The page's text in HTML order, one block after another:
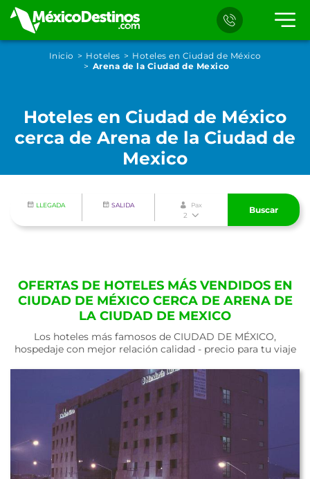
Inicio Hoteles
Hoteles en Ciudad de México
Arena de la Ciudad de Mexico
Hoteles en Ciudad de México
cerca de Arena de la Ciudad de
Mexico
LLEGADA SALIDA Pax
2
Buscar
OFERTAS DE HOTELES MÁS VENDIDOS EN
CIUDAD DE MÉXICO CERCA DE ARENA DE
LA CIUDAD DE MEXICO
Los hoteles más famosos de CIUDAD DE MÉXICO,
hospedaje con mejor relación calidad - precio para tu viaje